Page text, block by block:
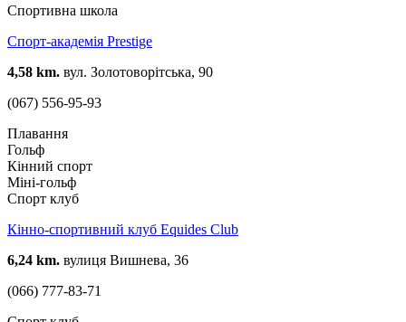
Спортивна школа
Спорт-академія Prestige
4,58 km. вул. Золотоворітська, 90
(067) 556-95-93
Плавання
Гольф
Кінний спорт
Міні-гольф
Спорт клуб
Кінно-спортивний клуб Equides Club
6,24 km. вулиця Вишнева, 36
(066) 777-83-71